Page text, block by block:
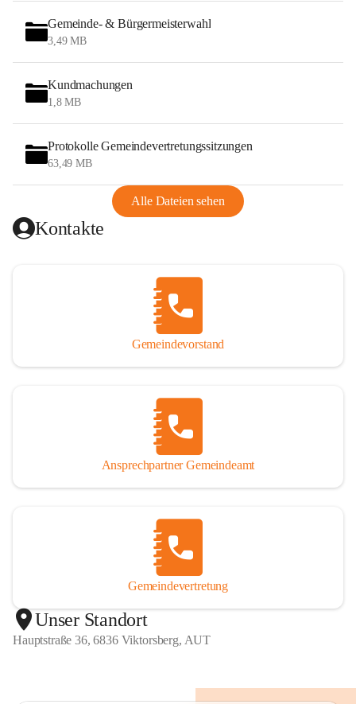
Gemeinde- & Bürgermeisterwahl
3,49 MB
Kundmachungen
1,8 MB
Protokolle Gemeindevertretungssitzungen
63,49 MB
Alle Dateien sehen
Kontakte
Gemeindevorstand
Ansprechpartner Gemeindeamt
Gemeindevertretung
Unser Standort
Hauptstraße 36, 6836 Viktorsberg, AUT